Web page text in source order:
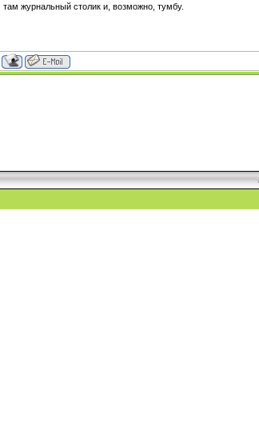
там журнальный столик и, возможно, тумбу.